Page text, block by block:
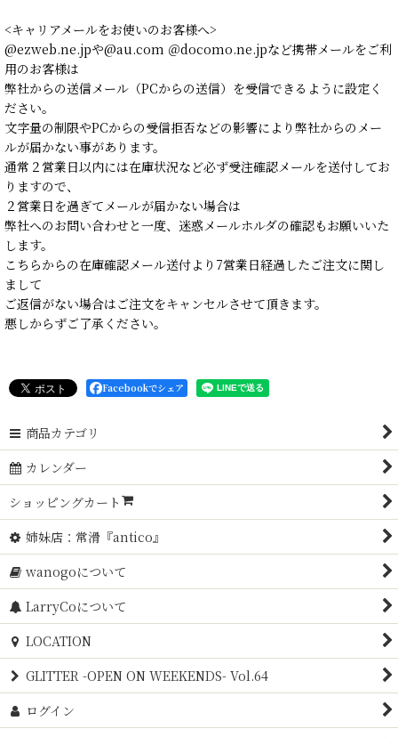
<キャリアメールをお使いのお客様へ>
@ezweb.ne.jpや@au.com ＠docomo.ne.jpなど携帯メールをご利
用のお客様は
弊社からの送信メール（PCからの送信）を受信できるように設定く
ださい。
文字量の制限やPCからの受信拒否などの影響により弊社からのメー
ルが届かない事があります。
通常２営業日以内には在庫状況など必ず受注確認メールを送付してお
りますので、
２営業日を過ぎてメールが届かない場合は
弊社へのお問い合わせと一度、迷惑メールホルダの確認もお願いいた
します。
こちらからの在庫確認メール送付より7営業日経過したご注文に関し
まして
ご返信がない場合はご注文をキャンセルさせて頂きます。
悪しからずご了承ください。
Facebookでシェア
商品カテゴリ
カレンダー
ショッピングカート
姉妹店：常滑『antico』
wanogoについて
LarryCoについて
LOCATION
GLITTER -OPEN ON WEEKENDS- Vol.64
ログイン